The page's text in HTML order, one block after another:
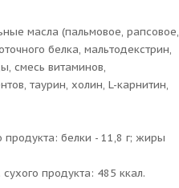
масла (пальмовое, рапсовое,
белка, мальтодекстрин,
смесь витаминов,
таурин, холин, L-карнитин,
продукта: белки - 11,8 г; жиры
продукта: 485 ккал.